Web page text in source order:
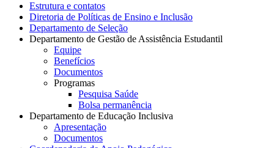
Estrutura e contatos
Diretoria de Políticas de Ensino e Inclusão
Departamento de Seleção
Departamento de Gestão de Assistência Estudantil
Equipe
Benefícios
Documentos
Programas
Pesquisa Saúde
Bolsa permanência
Departamento de Educação Inclusiva
Apresentação
Documentos